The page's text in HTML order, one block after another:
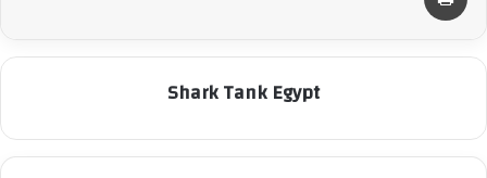
Shark Tank Egypt